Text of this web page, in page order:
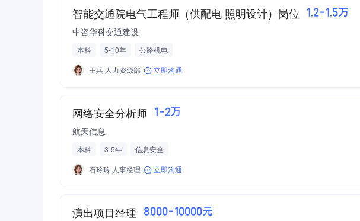
智能交通院电气工程师（供配电 照明设计）岗位 1.2-1.5万
中咨华科交通建设
本科 5-10年
公路机电
王兵·人力资源部
立即沟通
网络安全分析师 1-2万
航天信息
本科 3-5年
信息安全
石玲玲·人事经理
立即沟通
演出项目经理 8000-10000元